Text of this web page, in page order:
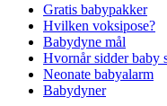
Gratis babypakker
Hvilken voksipose?
Babydyne mål
Hvornår sidder baby
Neonate babyalarm
Babydyner